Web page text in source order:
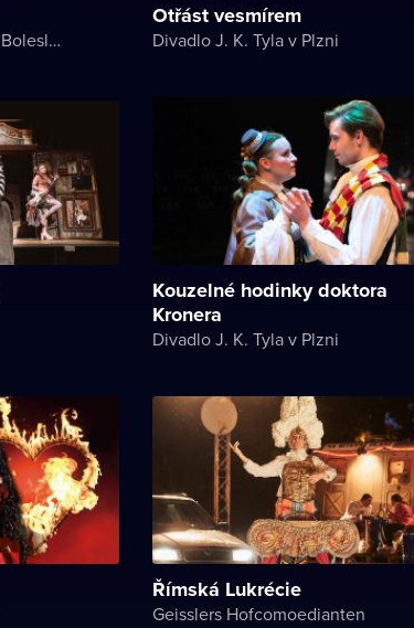
Městské divadlo Mladá Boleslav
Otřást vesmírem
Divadlo J. K. Tyla v Plzni
Kouzelné hodinky doktora
Kronera
Divadlo J. K. Tyla v Plzni
Římská Lukrécie
Geisslers Hofcomoedianten